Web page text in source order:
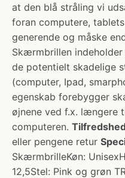
at den blå stråling vi
foran computere,
generende og måske
Skærmbrillen
de potentielt skadelige
(computer, Ipad,
egenskab forebygger
øjnene ved f.x. længere
computeren.
eller pengene retur
SkærmbrilleKøn:
12,5Stel: Pink og grøn